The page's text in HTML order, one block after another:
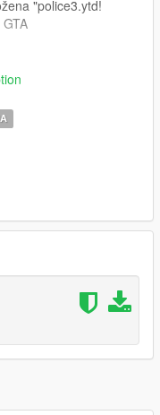
"police3.ytd!
dogajanje: